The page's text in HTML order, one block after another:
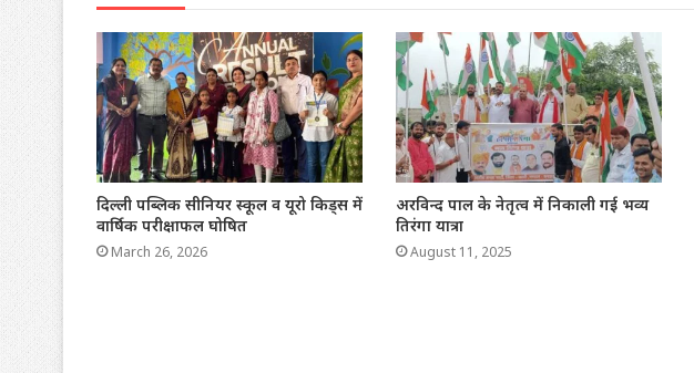
दिल्ली पब्लिक सीनियर स्कूल व यूरो किड्स में
वार्षिक परीक्षाफल घोषित
March 26, 2026
अरविन्द पाल के नेतृत्व में निकाली गई भव्य
तिरंगा यात्रा
August 11, 2025